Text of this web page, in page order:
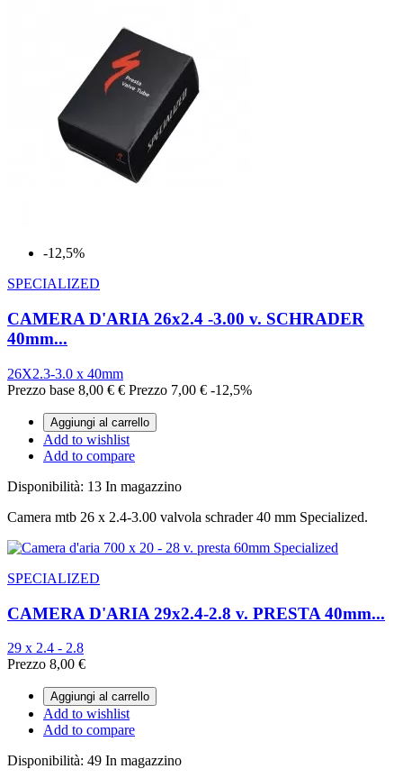
-12,5%
SPECIALIZED
CAMERA D'ARIA 26x2.4 -3.00 v. SCHRADER
40mm...
26X2.3-3.0 x 40mm
Prezzo base 8,00 € € Prezzo 7,00 € -12,5%
Aggiungi al carrello
Add to wishlist
Add to compare
Disponibilità: 13 In magazzino
Camera mtb 26 x 2.4-3.00 valvola schrader 40 mm Specialized.
SPECIALIZED
CAMERA D'ARIA 29x2.4-2.8 v. PRESTA 40mm...
29 x 2.4 - 2.8
Prezzo 8,00 €
Aggiungi al carrello
Add to wishlist
Add to compare
Disponibilità: 49 In magazzino